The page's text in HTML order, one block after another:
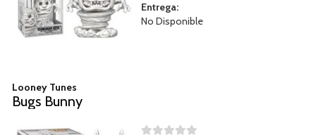
Entrega:
No Disponible
Looney Tunes
Bugs Bunny